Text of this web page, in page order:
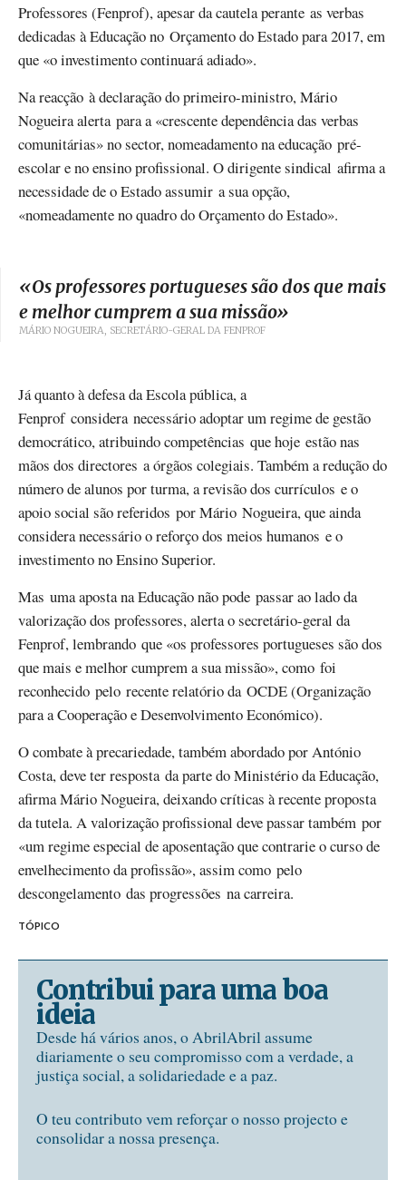
Professores (Fenprof), apesar da cautela perante as verbas
dedicadas à Educação no Orçamento do Estado para 2017, em
que «o investimento continuará adiado».
Na reacção à declaração do primeiro-ministro, Mário
Nogueira alerta para a «crescente dependência das verbas
comunitárias» no sector, nomeadamento na educação pré-
escolar e no ensino profissional. O dirigente sindical afirma a
necessidade de o Estado assumir a sua opção,
«nomeadamente no quadro do Orçamento do Estado».
«Os professores portugueses são dos que mais
e melhor cumprem a sua missão»
MÁRIO NOGUEIRA, SECRETÁRIO-GERAL DA FENPROF
Já quanto à defesa da Escola pública, a
Fenprof considera necessário adoptar um regime de gestão
democrático, atribuindo competências que hoje estão nas
mãos dos directores a órgãos colegiais. Também a redução do
número de alunos por turma, a revisão dos currículos e o
apoio social são referidos por Mário Nogueira, que ainda
considera necessário o reforço dos meios humanos e o
investimento no Ensino Superior.
Mas uma aposta na Educação não pode passar ao lado da
valorização dos professores, alerta o secretário-geral da
Fenprof, lembrando que «os professores portugueses são dos
que mais e melhor cumprem a sua missão», como foi
reconhecido pelo recente relatório da OCDE (Organização
para a Cooperação e Desenvolvimento Económico).
O combate à precariedade, também abordado por António
Costa, deve ter resposta da parte do Ministério da Educação,
afirma Mário Nogueira, deixando críticas à recente proposta
da tutela. A valorização profissional deve passar também por
«um regime especial de aposentação que contrarie o curso de
envelhecimento da profissão», assim como pelo
descongelamento das progressões na carreira.
TÓPICO
Contribui para uma boa
ideia
Desde há vários anos, o AbrilAbril assume
diariamente o seu compromisso com a verdade, a
justiça social, a solidariedade e a paz.
O teu contributo vem reforçar o nosso projecto e
consolidar a nossa presença.